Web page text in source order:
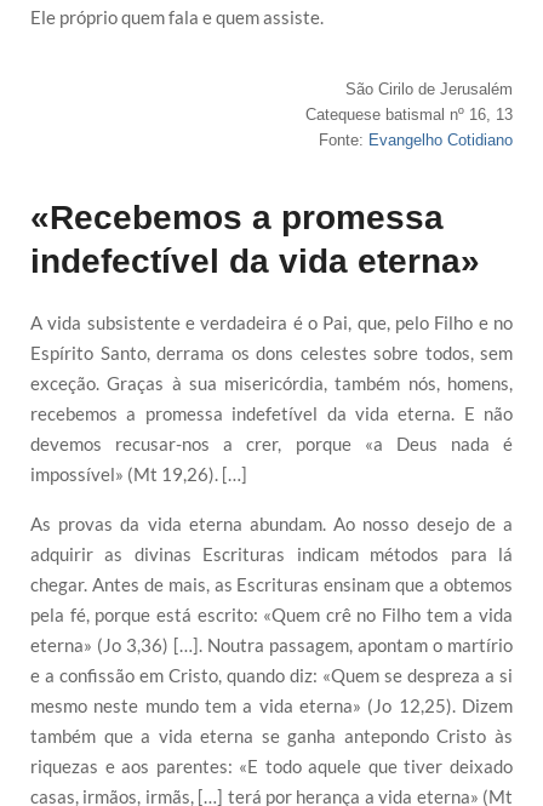
Ele próprio quem fala e quem assiste.
São Cirilo de Jerusalém
Catequese batismal nº 16, 13
Fonte: Evangelho Cotidiano
«Recebemos a promessa
indefectível da vida eterna»
A vida subsistente e verdadeira é o Pai, que, pelo Filho e no
Espírito Santo, derrama os dons celestes sobre todos, sem
exceção. Graças à sua misericórdia, também nós, homens,
recebemos a promessa indefetível da vida eterna. E não
devemos recusar-nos a crer, porque «a Deus nada é
impossível» (Mt 19,26). […]
As provas da vida eterna abundam. Ao nosso desejo de a
adquirir as divinas Escrituras indicam métodos para lá
chegar. Antes de mais, as Escrituras ensinam que a obtemos
pela fé, porque está escrito: «Quem crê no Filho tem a vida
eterna» (Jo 3,36) […]. Noutra passagem, apontam o martírio
e a confissão em Cristo, quando diz: «Quem se despreza a si
mesmo neste mundo tem a vida eterna» (Jo 12,25). Dizem
também que a vida eterna se ganha antepondo Cristo às
riquezas e aos parentes: «E todo aquele que tiver deixado
casas, irmãos, irmãs, […] terá por herança a vida eterna» (Mt